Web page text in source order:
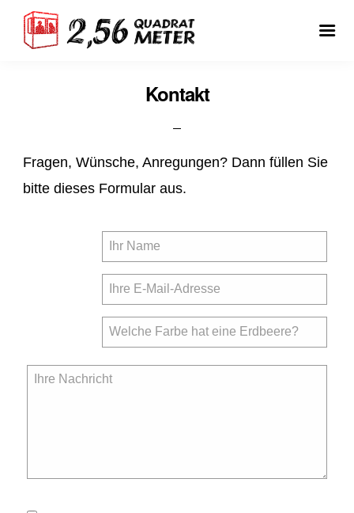
Kontakt
Fragen, Wünsche, Anregungen? Dann füllen Sie
bitte dieses Formular aus.